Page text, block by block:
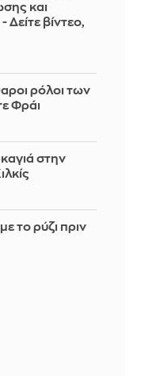
και
βίντεο,
ρόλοι των
Φράι
στην
το ρύζι πριν